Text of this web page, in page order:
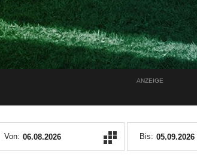
ANZEIGE
Von: Bis: